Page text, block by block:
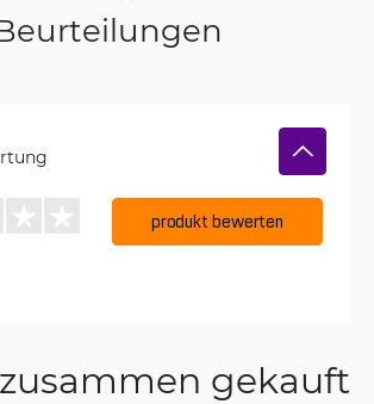
produkt bewerten
gekauft